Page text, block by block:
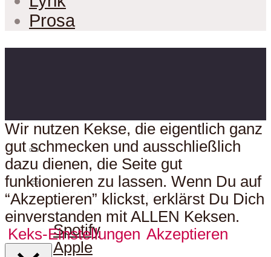
Prosa
Hier kann man uns auch
hören:
Spotify
Apple
Wir nutzen Kekse, die eigentlich ganz
gut schmecken und ausschließlich
dazu dienen, die Seite gut
funktionieren zu lassen. Wenn Du auf
“Akzeptieren” klickst, erklärst Du Dich
einverstanden mit ALLEN Keksen.
Keks-Einstellungen Akzeptieren